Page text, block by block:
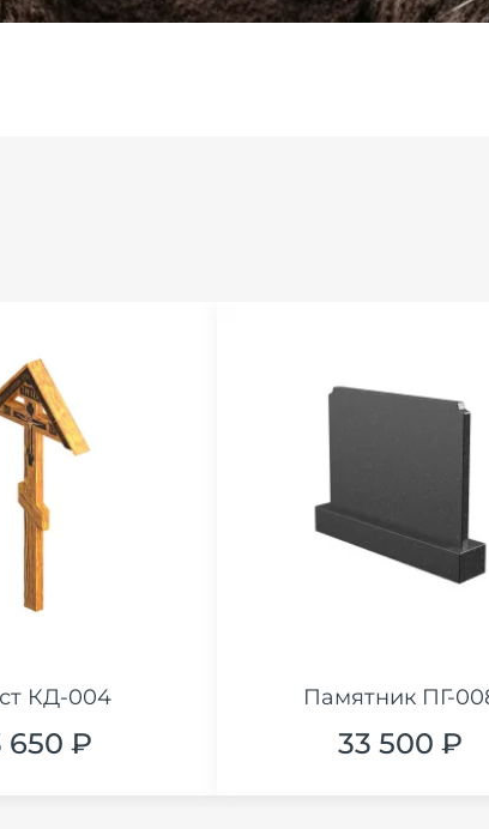
КД-004
650 ₽
Памятник ПГ-
33 500 ₽